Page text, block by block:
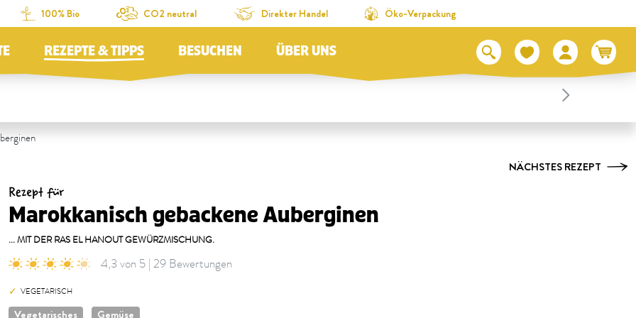
100% Bio CO2 neutral Direkter Handel Öko-Verpackung
REZEPTE & TIPPS BESUCHEN ÜBER UNS
NÄCHSTES REZEPT
Rezept für
Marokkanisch gebackene Auberginen
... MIT DER RAS EL HANOUT GEWÜRZMISCHUNG.
4,3 von 5 | 29 Bewertungen
VEGETARISCH
Vegetarisches Gemüse